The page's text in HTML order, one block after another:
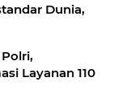
Dunia,
Layanan 110